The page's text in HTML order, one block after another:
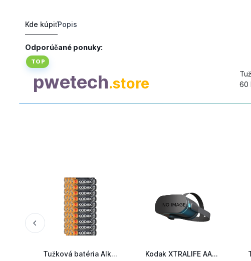
Kde kúpiťPopis
Odporúčané ponuky:
TOP
pwetech.store
60
Tužková batéria Alkalická Kodak XTRALIFE AAA LR03 set 60 kus... Kodak XTRALIFE AAA 4ks 30951990